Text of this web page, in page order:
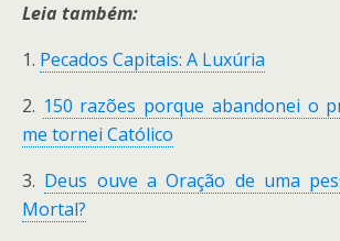
Leia também:
1. Pecados Capitais: A Luxúria
2. 150 razões porque abandonei o
me tornei Católico
3. Deus ouve a Oração de uma
Mortal?